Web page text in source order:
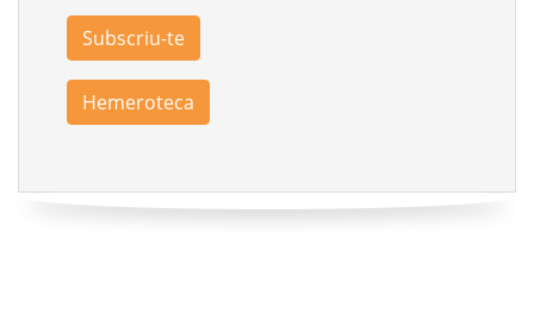
Subscriu-te
Hemeroteca